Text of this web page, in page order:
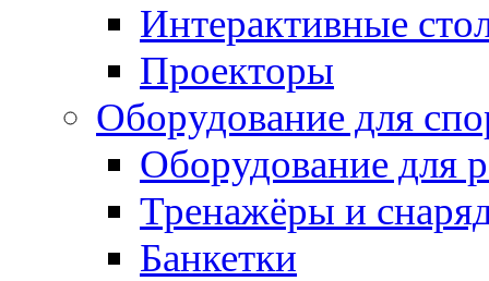
Интерактивные
Проекторы
Оборудование для
Оборудование для
Тренажёры и
Банкетки